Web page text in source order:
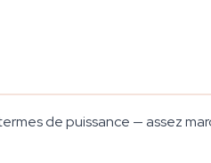
de puissance — assez